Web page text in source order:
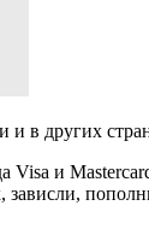
и в других
Visa и
зависли,